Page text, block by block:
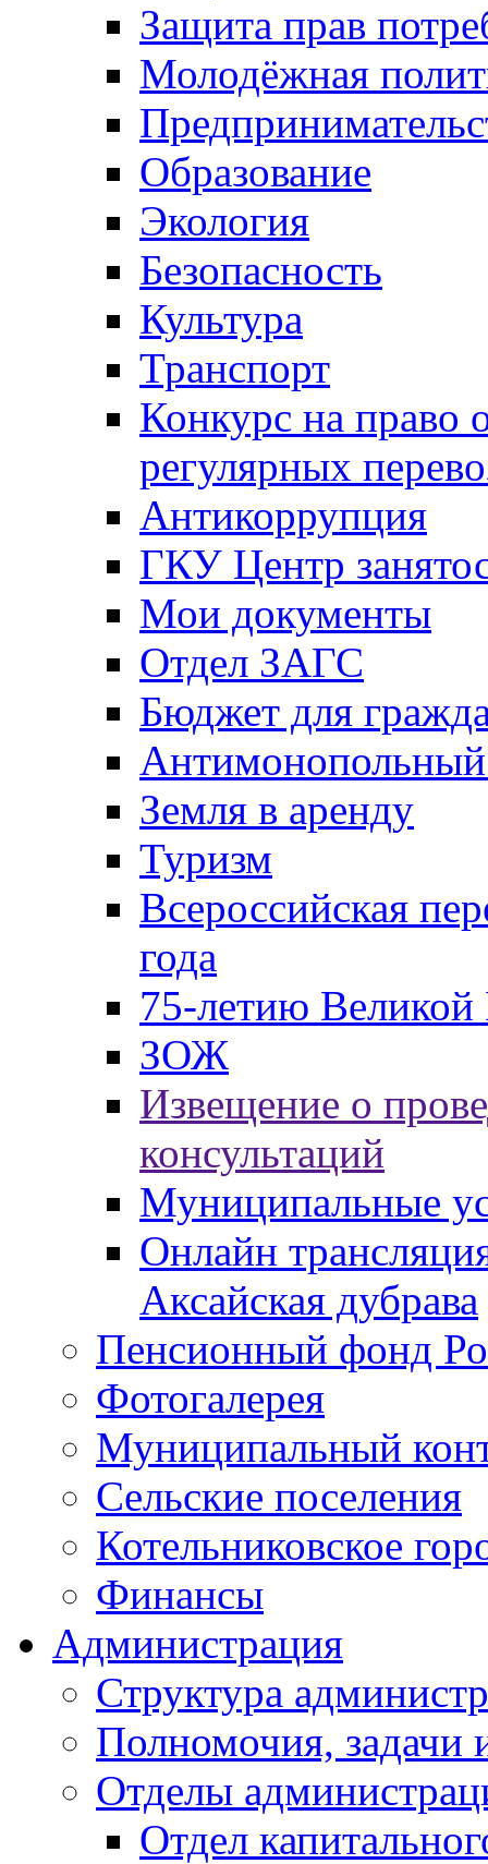
Защита прав
Молодёжная
Образование
Экология
Безопасность
Культура
Транспорт
Конкурс на право
регулярных
Антикоррупция
ГКУ Центр
Мои документы
Отдел ЗАГС
Бюджет для
Антимонопольный
Земля в аренду
Туризм
Всероссийская
года
75-летию
ЗОЖ
Извещение о
консультаций
Муниципальные
Онлайн
Аксайская дубрава
Пенсионный фонд
Фотогалерея
Муниципальный
Сельские поселения
Котельниковское
Финансы
Администрация
Структура
Полномочия, задачи
Отделы
Отдел